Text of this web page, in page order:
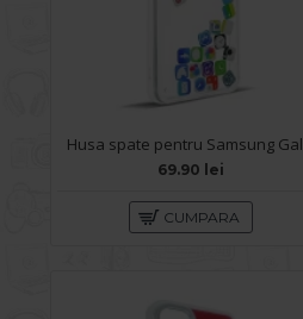
69.90 lei
CUMPARA